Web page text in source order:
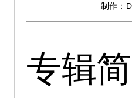
制作：
专辑